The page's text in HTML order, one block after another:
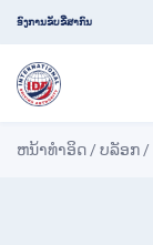
ອົງການຂັບຂີ່ສາກົນ
ຫນ້າທໍາອິດ /ບລັອກ /